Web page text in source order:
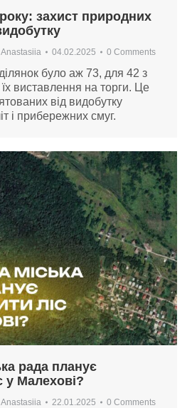
захист природних
04.02.2025 0 Comments
було аж 73, для 42 з
виставлення на торги. Це
від видобутку
і прибережних смуг.
рада планує
у Малехові?
22.01.2025 0 Comments